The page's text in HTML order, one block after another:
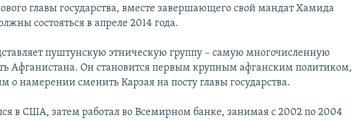
главы государства, вместе завершающего свой мандат Хамида
состояться в апреле 2014 года.
пуштунскую этническую группу – самую многочисленную
Афганистана. Он становится первым крупным афганским политиком,
о намерении сменить Карзая на посту главы государства.
в США, затем работал во Всемирном банке, занимая с 2002 по 2004